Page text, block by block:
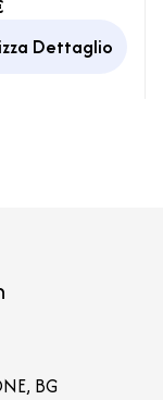
Dettaglio
BG